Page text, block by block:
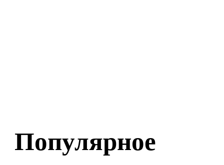
Популярное